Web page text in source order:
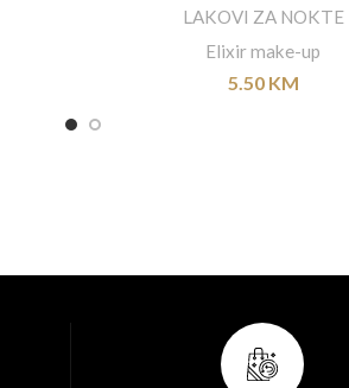
LAKOVI ZA NOKTE
Elixir make-up
5.50 KM